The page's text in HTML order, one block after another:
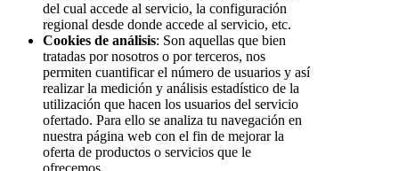
del cual accede al servicio, la configuración
regional desde donde accede al servicio, etc.
Cookies de análisis: Son aquellas que bien
tratadas por nosotros o por terceros, nos
permiten cuantificar el número de usuarios y así
realizar la medición y análisis estadístico de la
utilización que hacen los usuarios del servicio
ofertado. Para ello se analiza tu navegación en
nuestra página web con el fin de mejorar la
oferta de productos o servicios que le
ofrecemos.